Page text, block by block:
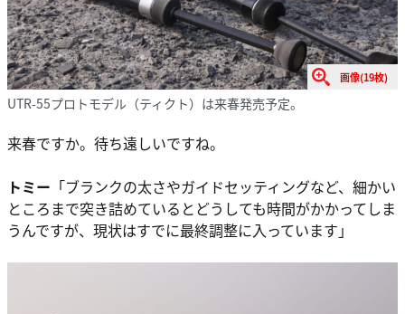
画像(19枚)
UTR-55プロトモデル（ティクト）は来春発売予定。
来春ですか。待ち遠しいですね。
トミー 「ブランクの太さやガイドセッティングなど、細かい
ところまで突き詰めているとどうしても時間がかかってしま
うんですが、現状はすでに最終調整に入っています」